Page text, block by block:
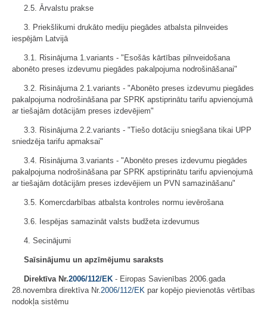
2.5. Ārvalstu prakse
3. Priekšlikumi drukāto mediju piegādes atbalsta pilnveides
iespējām Latvijā
3.1. Risinājuma 1.variants - "Esošās kārtības pilnveidošana
abonēto preses izdevumu piegādes pakalpojuma nodrošināšanai"
3.2. Risinājuma 2.1.variants - "Abonēto preses izdevumu piegādes
pakalpojuma nodrošināšana par SPRK apstiprinātu tarifu apvienojumā
ar tiešajām dotācijām preses izdevējiem"
3.3. Risinājuma 2.2.variants - "Tiešo dotāciju sniegšana tikai UPP
sniedzēja tarifu apmaksai"
3.4. Risinājuma 3.variants - "Abonēto preses izdevumu piegādes
pakalpojuma nodrošināšana par SPRK apstiprinātu tarifu apvienojumā
ar tiešajām dotācijām preses izdevējiem un PVN samazināšanu"
3.5. Komercdarbības atbalsta kontroles normu ievērošana
3.6. Iespējas samazināt valsts budžeta izdevumus
4. Secinājumi
Saīsinājumu un apzīmējumu saraksts
Direktīva Nr.2006/112/EK - Eiropas Savienības 2006.gada
28.novembra direktīva Nr. 2006/112/EK par kopējo pievienotās vērtības
nodokļa sistēmu